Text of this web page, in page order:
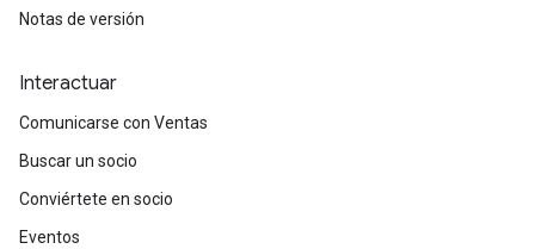
Notas de versión
Interactuar
Comunicarse con Ventas
Buscar un socio
Conviértete en socio
Eventos